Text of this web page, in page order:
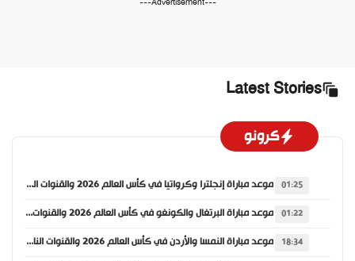
Latest Stories
كرونو
01:25 موعد مباراة إنجلترا وكرواتيا في كأس العالم 2026 والقنوات الناقلة
01:22 موعد مباراة البرتغال والكونغو في كأس العالم 2026 والقنوات الناقلة
18:34 موعد مباراة النمسا والأردن في كأس العالم 2026 والقنوات الناقلة